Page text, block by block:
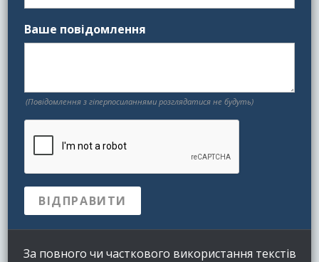
Ваше повідомлення
(Повідомлення з гіперпосиланнями розглядатися не будуть)
За повного чи часткового використання текстів